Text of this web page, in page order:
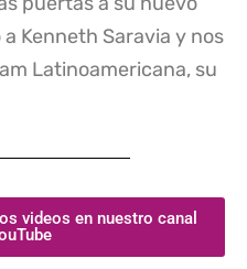
Kenneth Saravia y nos
Latinoamericana, su
videos en nuestro canal